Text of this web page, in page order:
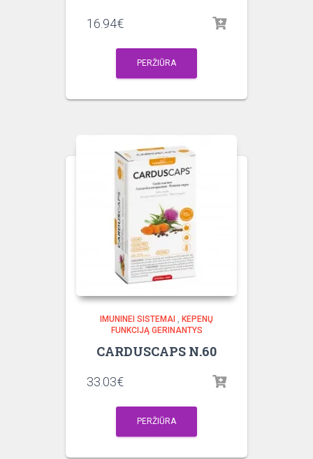
16.94€
PERŽIŪRA
IMUNINEI SISTEMAI , KEPENŲ
FUNKCIJĄ GERINANTYS
CARDUSCAPS N.60
33.03€
PERŽIŪRA